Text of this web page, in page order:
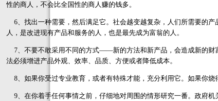
性的商人，不会比全国性的商人赚的钱多。
6、找出一种需要，然后满足它。社会越变越复杂，人们所需要的
人，是改进现有产品和服务的人，也是最先成为富翁的人。
7、不要不敢采用不同的方式——新的方法和新产品，会造成新的财
法必须增进产品外观、效率、品质、方便或者降低成本。
8、如果你受过专业教育，或者有特殊才能，充分利用它。如果你
9、在你着手任何事情之前，仔细地对周围的情形研究一番。政府